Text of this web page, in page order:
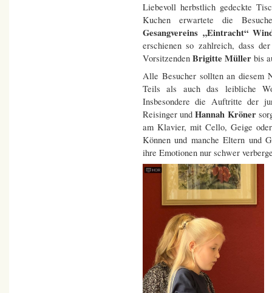
Liebevoll herbstlich gedeckte
Kuchen erwartete die
Gesangvereins „Eintracht“
erschienen so zahlreich, dass
Vorsitzenden Brigitte Müller bis
Alle Besucher sollten an diesem
Teils als auch das leibliche
Insbesondere die Auftritte der
Reisinger undHannah Kröner
am Klavier, mit Cello, Geige
Können und manche Eltern und
ihre Emotionen nur schwer